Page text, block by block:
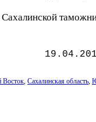
Восток, Сахалинская область,